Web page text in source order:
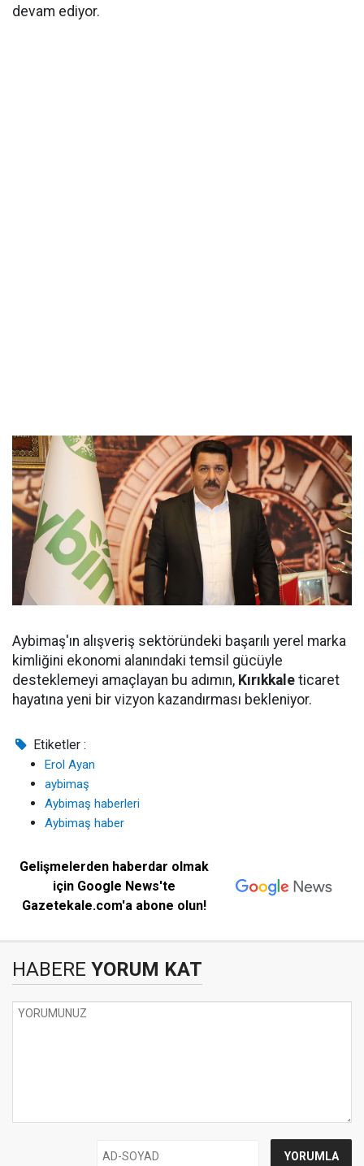
devam ediyor.
Aybimaş'ın alışveriş sektöründeki başarılı yerel marka
kimliğini ekonomi alanındaki temsil gücüyle
desteklemeyi amaçlayan bu adımın, Kırıkkale ticaret
hayatına yeni bir vizyon kazandırması bekleniyor.
Etiketler :
Erol Ayan
aybimaş
Aybimaş haberleri
Aybimaş haber
Gelişmelerden haberdar olmak
için Google News'te
Gazetekale.com'a abone olun!
HABERE YORUM KAT